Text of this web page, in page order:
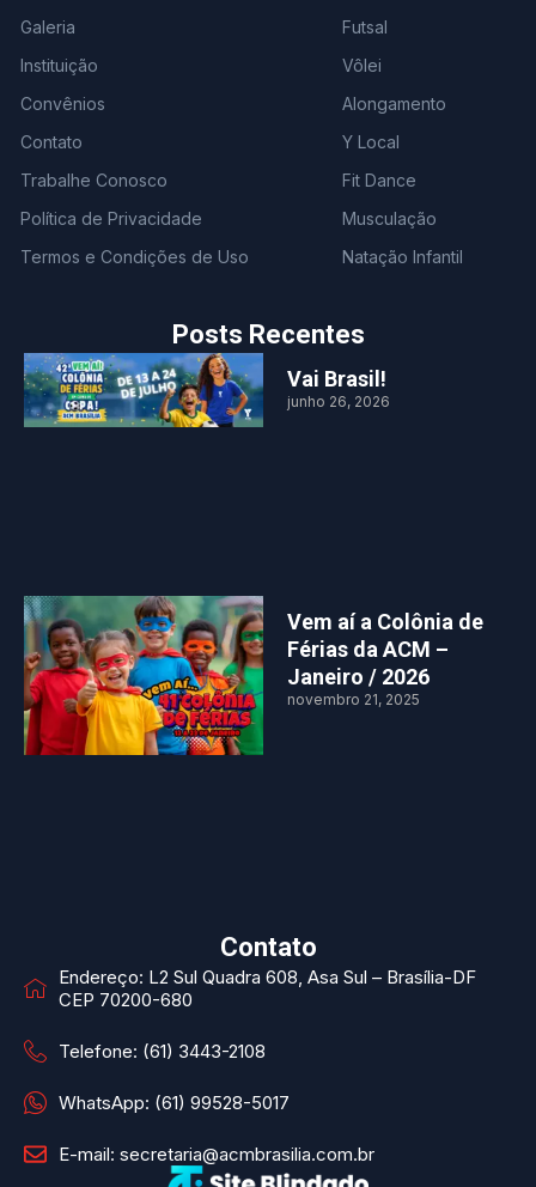
Futsal
Vôlei
Alongamento
Y Local
Fit Dance
Musculação
Natação Infantil
Galeria
Instituição
Convênios
Contato
Trabalhe Conosco
Política de Privacidade
Termos e Condições de Uso
Posts Recentes
Vai Brasil!
junho 26, 2026
Vem aí a Colônia de
Férias da ACM –
Janeiro / 2026
novembro 21, 2025
Contato
Endereço: L2 Sul Quadra 608, Asa Sul – Brasília-DF
CEP 70200-680
Telefone: (61) 3443-2108
WhatsApp: (61) 99528-5017
E-mail: secretaria@acmbrasilia.com.br